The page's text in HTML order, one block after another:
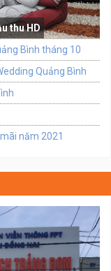
thu HD
Bình tháng 10
Quảng Bình
năm 2021